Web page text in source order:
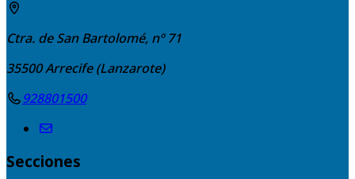
Ctra. de San Bartolomé, nº 71
35500Arrecife (Lanzarote)
928801500
Secciones